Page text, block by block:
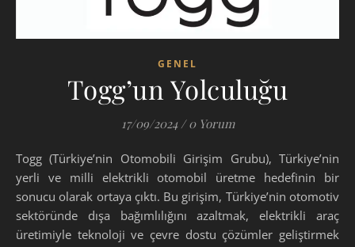
GENEL
Togg’un Yolculuğu
17/09/2024 / 0 Yorum
Togg (Türkiye’nin Otomobili Girişim Grubu), Türkiye’nin
yerli ve milli elektrikli otomobil üretme hedefinin bir
sonucu olarak ortaya çıktı. Bu girişim, Türkiye’nin otomotiv
sektöründe dışa bağımlılığını azaltmak, elektrikli araç
üretimiyle teknoloji ve çevre dostu çözümler geliştirmek